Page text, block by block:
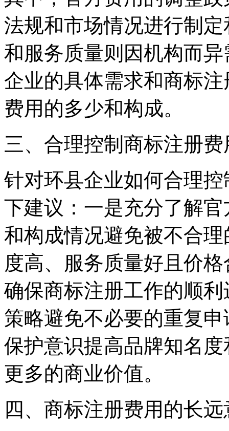
法规和市场情况进行制
和服务质量则因机构而
企业的具体需求和商标
费用的多少和构成。
三、合理控制商标注册
针对环县企业如何合理
下建议：一是充分了解
和构成情况避免被不合
度高、服务质量好且价
确保商标注册工作的顺
策略避免不必要的重复
保护意识提高品牌知名
更多的商业价值。
四、商标注册费用的长远